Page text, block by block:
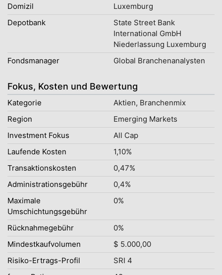
Domizil
Luxemburg
Depotbank
State Street Bank
International GmbH
Niederlassung Luxemburg
Fondsmanager
Global Branchenanalysten
Fokus, Kosten und Bewertung
Kategorie
Aktien, Branchenmix
Region
Emerging Markets
Investment Fokus
All Cap
Laufende Kosten
1,10%
Transaktionskosten
0,47%
Administrationsgebühr
0,4%
Maximale
Umschichtungsgebühr
0%
Rücknahmegebühr
0%
Mindestkaufvolumen
$ 5.000,00
Risiko-Ertrags-Profil
SRI 4